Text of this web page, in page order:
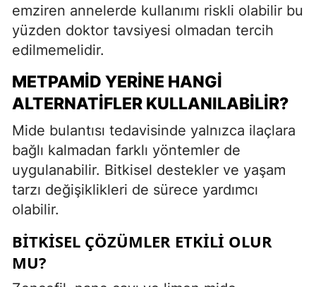
emziren annelerde kullanımı riskli olabilir bu
yüzden doktor tavsiyesi olmadan tercih
edilmemelidir.
METPAMID YERINE HANGI
ALTERNATIFLER KULLANILABILIR?
Mide bulantısı tedavisinde yalnızca ilaçlara
bağlı kalmadan farklı yöntemler de
uygulanabilir. Bitkisel destekler ve yaşam
tarzı değişiklikleri de sürece yardımcı
olabilir.
BITKISEL ÇÖZÜMLER ETKILI OLUR
MU?